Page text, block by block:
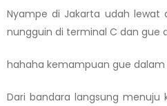
Nyampe di Jakarta udah
nungguin di terminal C dan gue
hahaha kemampuan gue
Dari bandara langsung menuju